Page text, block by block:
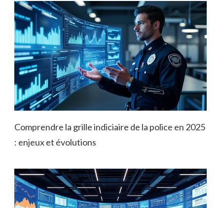
Comprendre la grille indiciaire de la police en 2025
: enjeux et évolutions